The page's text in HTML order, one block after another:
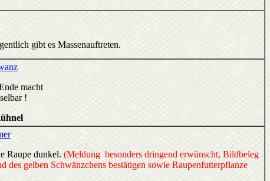
gibt es Massenauftreten.
macht
!
Raupe dunkel. (Meldung besonders dringend erwünscht, Bildbeleg
gelben Schwänzchens bestätigen sowie Raupenfutterpflanze